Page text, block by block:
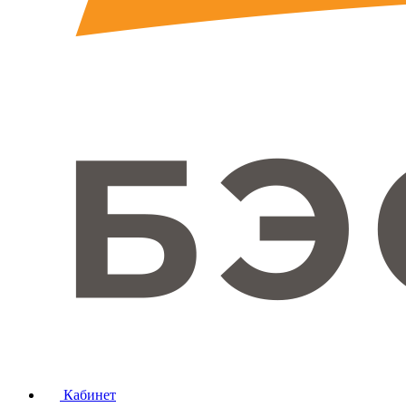
Кабинет